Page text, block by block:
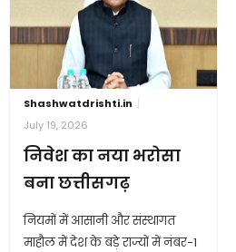
Shashwatdrishti.in
July 19, 2026
निवेश का नया भरोसा
बना छत्तीसगढ़
नियमों में आसानी और संस्थागत
माहौल में देश के बड़े राज्यों में नंबर-1